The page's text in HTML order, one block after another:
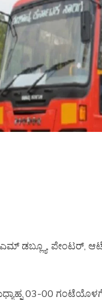
ಡಬ್ಲ್ಯೂ, ಪೇಂಟರ್,
03-00 ಗಂಟೆಯೊಳಗೆ